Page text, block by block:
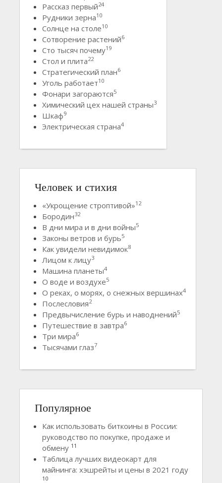
Рассказ первый24
Рудники зерна10
Солнце на столе10
Сотворение растений6
Сто тысяч почему19
Стол и плита22
Стратегический план6
Уголь работает10
Фонари загораются5
Химический цех нашей страны3
Шкаф9
Электрическая страна4
Человек и стихия
«Укрощение строптивой»12
Бородин32
В дни мира и в дни войны5
Законы ветров и бурь5
Как увидели невидимок8
Лицом к лицу3
Машина планеты4
О воде и воздухе5
О реках, о морях, о снежных вершинах4
Послесловия2
Предвычисление бурь и наводнений5
Путешествие в завтра6
Три мира6
Тысячами глаз7
Популярное
Как использовать биткоины в России:
руководство по покупке, продаже и
обмену 11
Таблица лучших видеокарт для
майнинга: хэшрейты и цены в 2021 году
10